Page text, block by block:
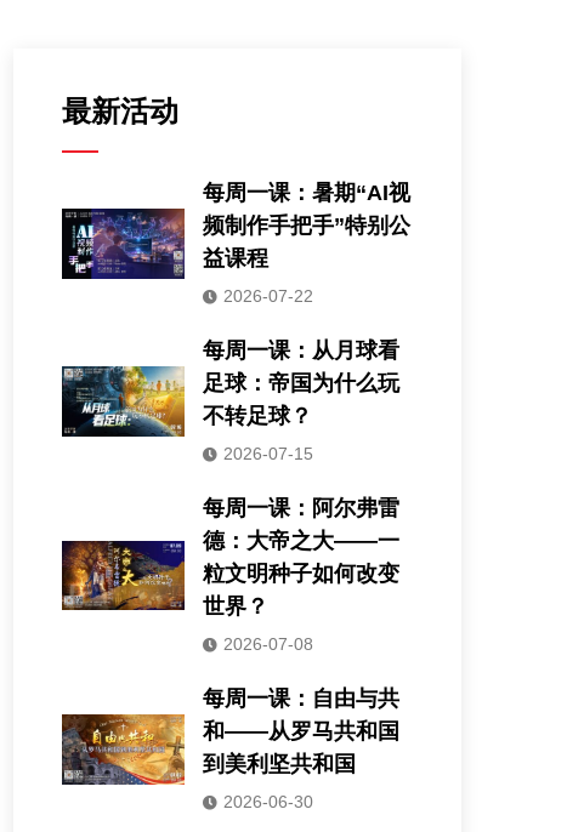
最新活动
每周一课：暑期“AI视
频制作手把手”特别公
益课程
2026-07-22
每周一课：从月球看
足球：帝国为什么玩
不转足球？
2026-07-15
每周一课：阿尔弗雷
德：大帝之大——一
粒文明种子如何改变
世界？
2026-07-08
每周一课：自由与共
和——从罗马共和国
到美利坚共和国
2026-06-30